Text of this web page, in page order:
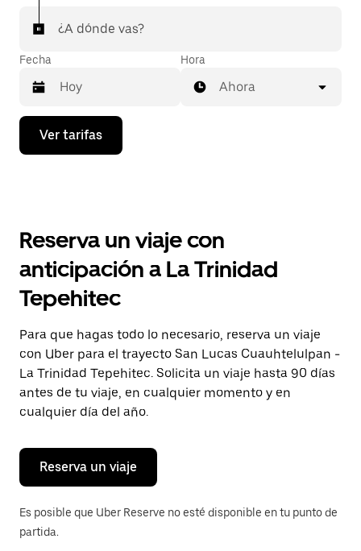
¿A dónde vas?
Fecha
Presiona
flecha
el
y
selecciona
una
fecha.
Presiona
la
tecla Esc
para
cerrar
el
calendario.
Hora
Ahora
Ver tarifas
Reserva un viaje con
anticipación a La Trinidad
Tepehitec
Para que hagas todo lo necesario, reserva un viaje
con Uber para el trayecto San Lucas Cuauhtelulpan -
La Trinidad Tepehitec. Solicita un viaje hasta 90 días
antes de tu viaje, en cualquier momento y en
cualquier día del año.
Reserva un viaje
Es posible que Uber Reserve no esté disponible en tu punto de
partida.